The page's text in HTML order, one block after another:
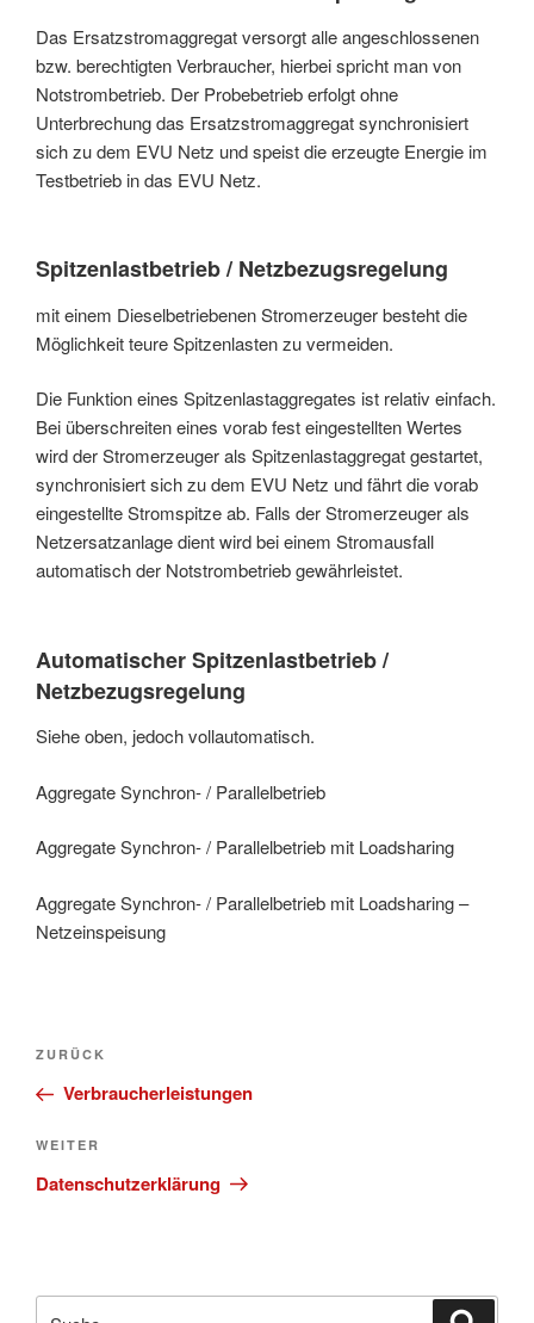
Das Ersatzstromaggregat versorgt alle angeschlossenen
bzw. berechtigten Verbraucher, hierbei spricht man von
Notstrombetrieb. Der Probebetrieb erfolgt ohne
Unterbrechung das Ersatzstromaggregat synchronisiert
sich zu dem EVU Netz und speist die erzeugte Energie im
Testbetrieb in das EVU Netz.
Spitzenlastbetrieb / Netzbezugsregelung
mit einem Dieselbetriebenen Stromerzeuger besteht die
Möglichkeit teure Spitzenlasten zu vermeiden.
Die Funktion eines Spitzenlastaggregates ist relativ einfach.
Bei überschreiten eines vorab fest eingestellten Wertes
wird der Stromerzeuger als Spitzenlastaggregat gestartet,
synchronisiert sich zu dem EVU Netz und fährt die vorab
eingestellte Stromspitze ab. Falls der Stromerzeuger als
Netzersatzanlage dient wird bei einem Stromausfall
automatisch der Notstrombetrieb gewährleistet.
Automatischer Spitzenlastbetrieb /
Netzbezugsregelung
Siehe oben, jedoch vollautomatisch.
Aggregate Synchron- / Parallelbetrieb
Aggregate Synchron- / Parallelbetrieb mit Loadsharing
Aggregate Synchron- / Parallelbetrieb mit Loadsharing –
Netzeinspeisung
Beitragsnavigation
Vorheriger
Beitrag
ZURÜCK
Verbraucherleistungen
Nächster
Beitrag
WEITER
Datenschutzerklärung